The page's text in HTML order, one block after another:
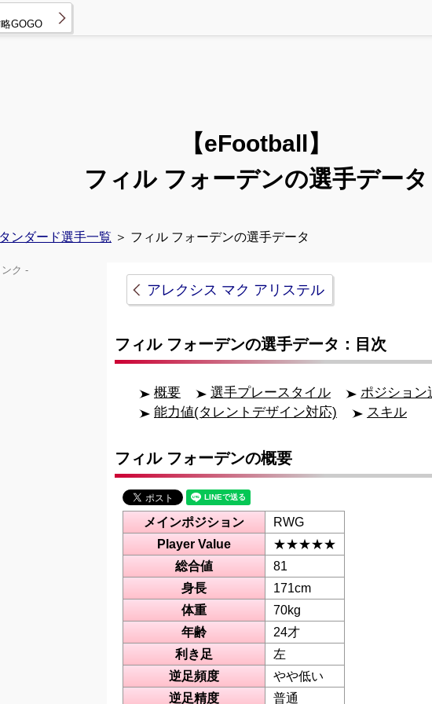
GOGO
【eFootball】
フィル フォーデンの選手データ
ンダード選手一覧 ＞ フィル フォーデンの選手データ
アレクシス マク アリステル
フィル フォーデンの選手データ：目次
概要 選手プレースタイル
ポジション
能力値(タレントデザイン対応)
スキル
フィル フォーデンの概要
メインポジション
RWG
Player Value
★★★★★
総合値
81
身長
171cm
体重
70kg
年齢
24才
利き足
左
逆足頻度
やや低い
逆足精度
普通
ク -